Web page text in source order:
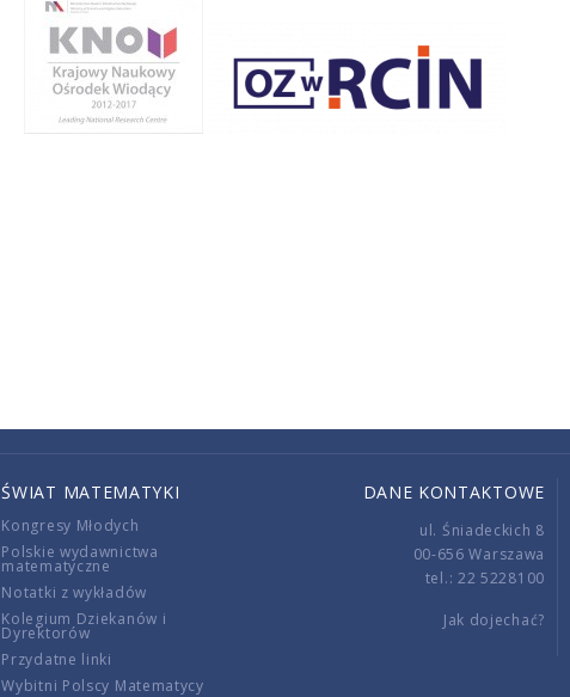
ŚWIAT MATEMATYKI
Kongresy Młodych
Polskie wydawnictwa
matematyczne
Notatki z wykładów
Kolegium Dziekanów i
Dyrektorów
Przydatne linki
Wybitni Polscy Matematycy
DANE KONTAKTOWE
ul. Śniadeckich 8
00-656 Warszawa
tel.: 22 5228100
Jak dojechać?